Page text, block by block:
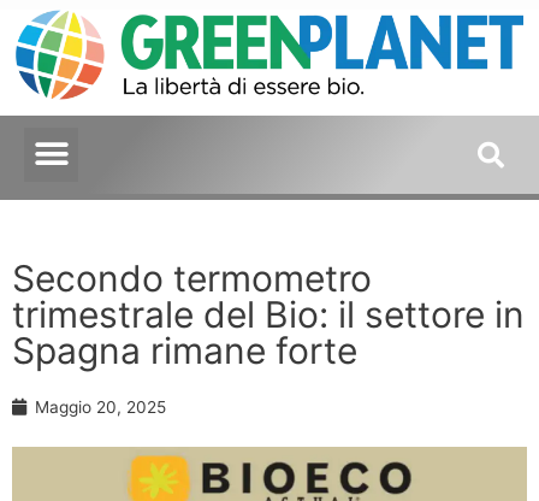
Secondo termometro
trimestrale del Bio: il settore in
Spagna rimane forte
Maggio 20, 2025